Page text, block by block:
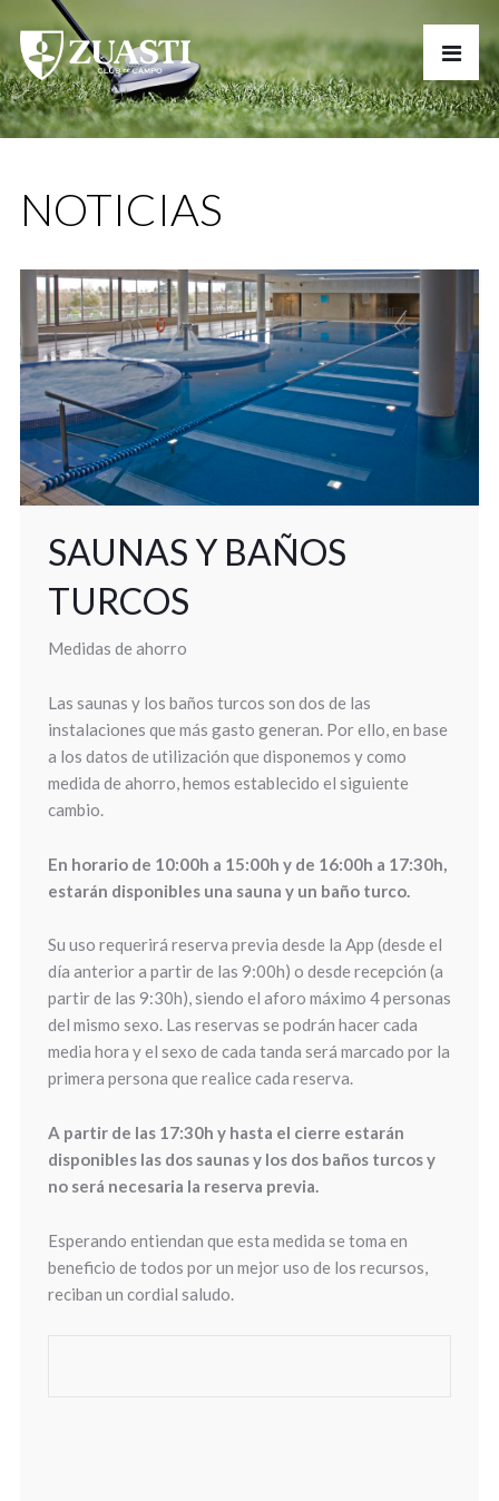
NOTICIAS
SAUNAS Y BAÑOS
TURCOS
Medidas de ahorro
Las saunas y los baños turcos son dos de las
instalaciones que más gasto generan. Por ello, en base
a los datos de utilización que disponemos y como
medida de ahorro, hemos establecido el siguiente
cambio.
En horario de 10:00h a 15:00h y de 16:00h a 17:30h,
estarán disponibles una sauna y un baño turco.
Su uso requerirá reserva previa desde la App (desde el
día anterior a partir de las 9:00h) o desde recepción (a
partir de las 9:30h), siendo el aforo máximo 4 personas
del mismo sexo. Las reservas se podrán hacer cada
media hora y el sexo de cada tanda será marcado por la
primera persona que realice cada reserva.
A partir de las 17:30h y hasta el cierre estarán
disponibles las dos saunas y los dos baños turcos y
no será necesaria la reserva previa.
Esperando entiendan que esta medida se toma en
beneficio de todos por un mejor uso de los recursos,
reciban un cordial saludo.